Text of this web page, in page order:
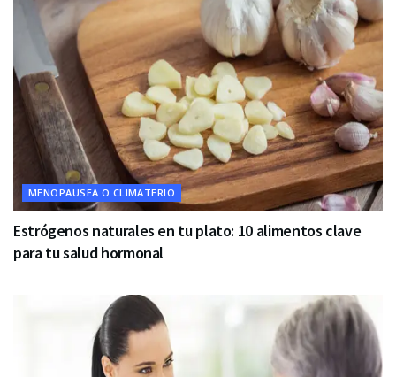
MENOPAUSEA O CLIMATERIO
Estrógenos naturales en tu plato: 10 alimentos clave
para tu salud hormonal